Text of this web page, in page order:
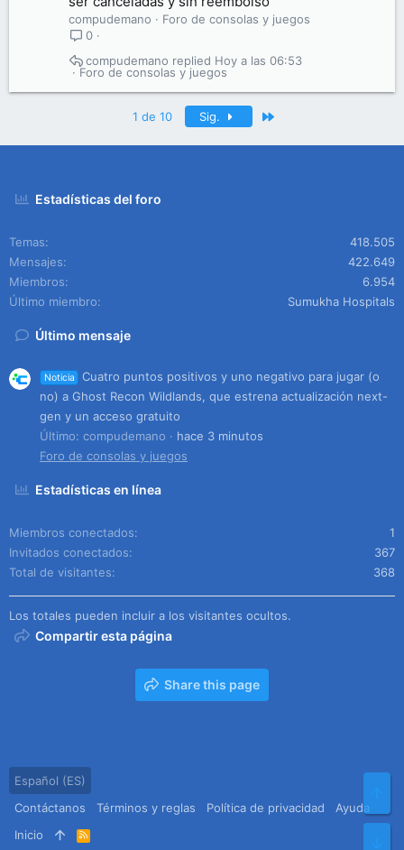
compudemano
Foro de consolas y juegos
0
Foro de consolas y juegos
Hoy a las 06:53
compudemano
1 de 10 Sig.
Estadísticas del foro
Temas
418.505
Mensajes
422.649
Miembros
6.954
Último miembro
Sumukha Hospitals
Último mensaje
Noticia
Cuatro puntos positivos y uno negativo para jugar (o
no) a Ghost Recon Wildlands, que estrena actualización next-
gen y un acceso gratuito
Último: compudemano
hace 3 minutos
Foro de consolas y juegos
Estadísticas en línea
Miembros conectados
1
Invitados conectados
367
Total de visitantes
368
Los totales pueden incluir a los visitantes ocultos.
Compartir esta página
Share this page
Español (ES)
Contáctanos
Términos y reglas Política de privacidad
Ayuda
Inicio
R
S